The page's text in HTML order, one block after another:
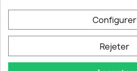
INFORMATIONS
VOTRE COMPTE
Configurer
Rejeter